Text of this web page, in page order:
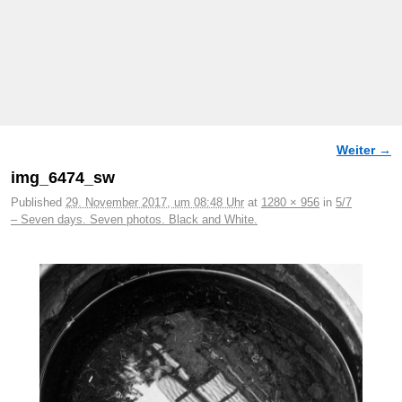
Weiter →
img_6474_sw
Published 29. November 2017, um 08:48 Uhr at 1280 × 956 in 5/7
– Seven days. Seven photos. Black and White.